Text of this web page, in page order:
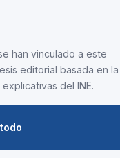
han vinculado a este
editorial basada en la
del INE.